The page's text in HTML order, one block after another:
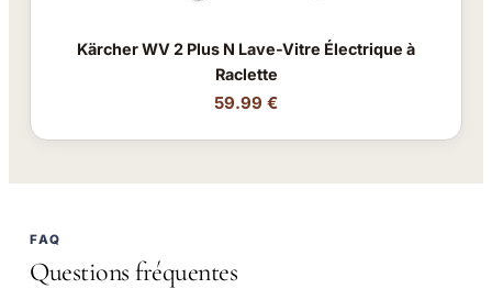
Kärcher WV 2 Plus N Lave-Vitre Électrique à
Raclette
59.99 €
FAQ
Questions fréquentes